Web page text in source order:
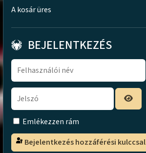
A kosár üres
BEJELENTKEZÉS
Emlékezzen rám
Bejelentkezés hozzáférési kulccsal